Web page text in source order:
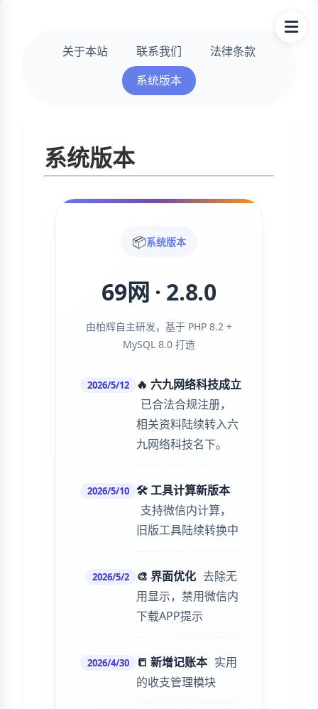
关于本站 联系我们
法律条款
系统版本
系统版本
📦系统版本
69网 · 2.8.0
由柏辉自主研发，基于 PHP 8.2 +
MySQL 8.0 打造
2026/5/12
🔥 六九网络科技成立
已合法合规注册，
相关资料陆续转入六
九网络科技名下。
2026/5/10 🛠️ 工具计算新版本
支持微信内计算，
旧版工具陆续转换中
2026/5/2 🎨 界面优化 去除无
用显示，禁用微信内
下载APP提示
2026/4/30 📒 新增记账本 实用
的收支管理模块